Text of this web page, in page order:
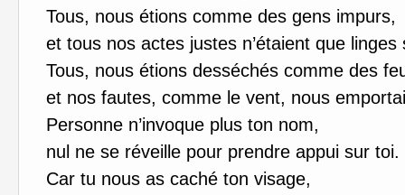
Tous, nous étions comme des gens impurs,
et tous nos actes justes n’étaient que linges
Tous, nous étions desséchés comme des
et nos fautes, comme le vent, nous
Personne n’invoque plus ton nom,
nul ne se réveille pour prendre appui sur toi.
Car tu nous as caché ton visage,